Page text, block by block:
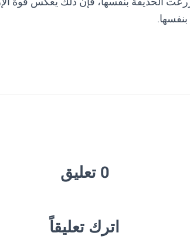
0 تعليق
اترك تعليقاً